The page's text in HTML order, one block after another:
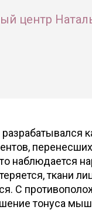
центр
наблюдается
ткани
С
тонуса